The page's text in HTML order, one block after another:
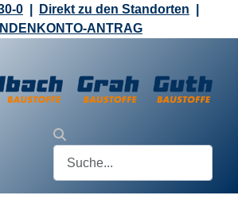
0 Direkt zu den Standorten
ANTRAG